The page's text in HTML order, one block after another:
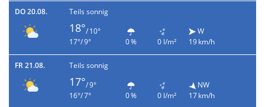
DO 20.08. Teils sonnig
18°/ 10°
17°/ 9°
0 % 0 l/m²
W
19 km/h
FR 21.08. Teils sonnig
17°/ 9°
16°/ 7°
0 % 0 l/m²
NW
17 km/h